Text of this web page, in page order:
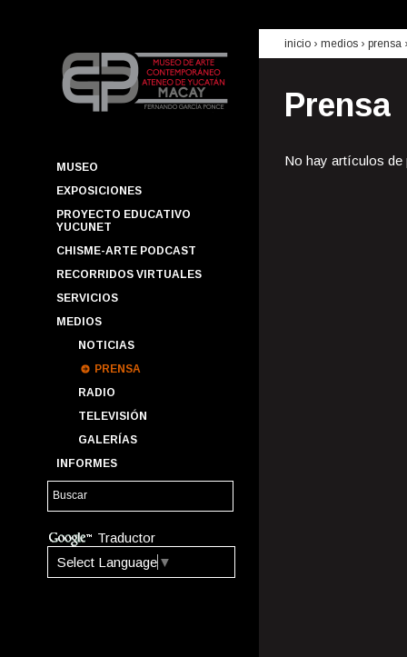
MUSEO
EXPOSICIONES
PROYECTO EDUCATIVO
YUCUNET
CHISME-ARTE PODCAST
RECORRIDOS VIRTUALES
SERVICIOS
MEDIOS
NOTICIAS
PRENSA
RADIO
TELEVISIÓN
GALERÍAS
INFORMES
Traductor
Select Language ▼
inicio › medios › prensa
Prensa
No hay artículos de